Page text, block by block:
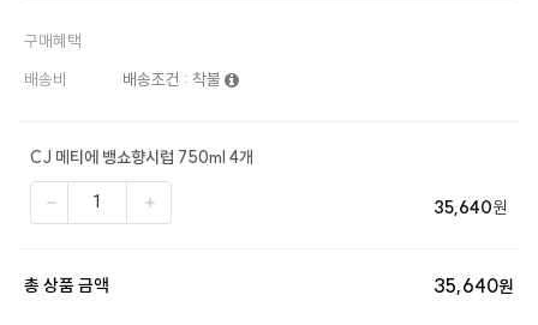
구매혜택
배송비
배송조건 : 착불
CJ 메티에 뱅쇼향시럽 750ml 4개
35,640원
총 상품 금액 35,640원